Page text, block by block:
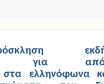
για
στα ελληνόφωνα